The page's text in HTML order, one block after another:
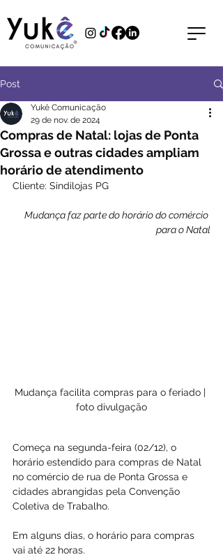
Post
Compras de Natal: lojas de Ponta
Grossa e outras cidades ampliam
horário de atendimento
Yukê Comunicação
29 de nov. de 2024
Cliente: Sindilojas PG
Mudança faz parte do horário do comércio
para o Natal
Mudança facilita compras para o feriado |
foto divulgação
Começa na segunda-feira (02/12), o
horário estendido para compras de Natal
no comércio de rua de Ponta Grossa e
cidades abrangidas pela Convenção
Coletiva de Trabalho.
Em alguns dias, o horário para compras
vai até 22 horas.